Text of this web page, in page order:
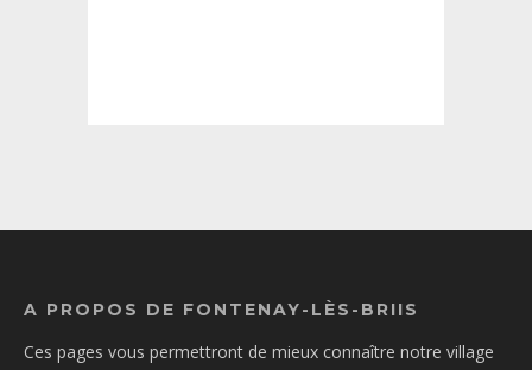
A PROPOS DE FONTENAY-LÈS-BRIIS
Ces pages vous permettront de mieux connaître notre village